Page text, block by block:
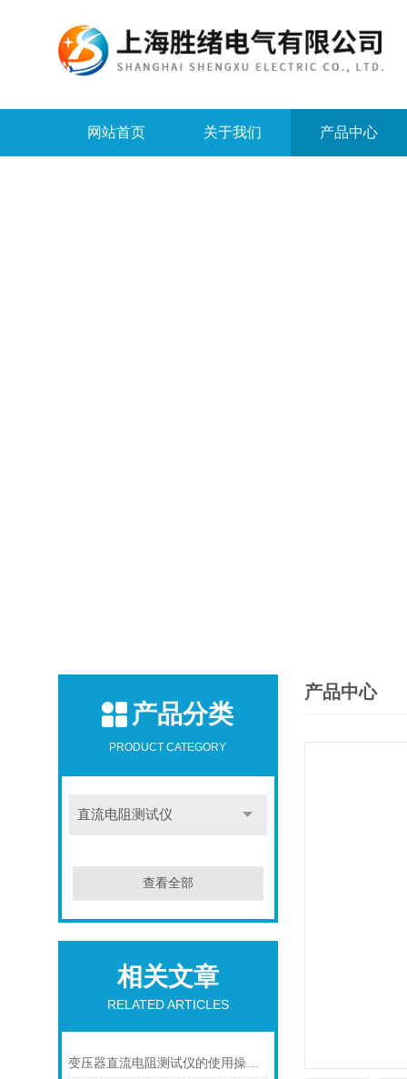
网站首页 关于我们 产品中心
产品分类
PRODUCT CATEGORY
直流电阻测试仪
查看全部
相关文章
RELATED ARTICLES
变压器直流电阻测试仪的使用操作规程
产品中心